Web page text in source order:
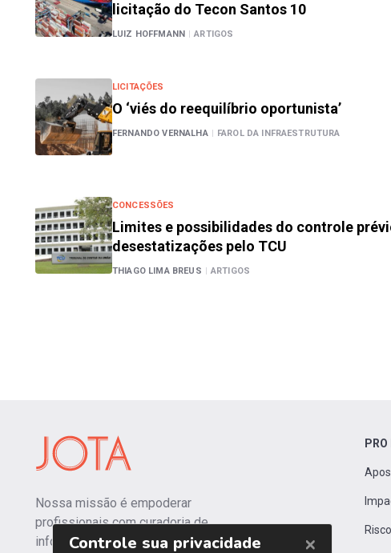
licitação do Tecon Santos 10
LUIZ HOFFMANN | ARTIGOS
LICITAÇÕES
O ‘viés do reequilíbrio oportunista’
FERNANDO VERNALHA | FAROL DA INFRAESTRUTURA
CONCESSÕES
Limites e possibilidades do controle
desestatizações pelo TCU
THIAGO LIMA BREUS | ARTIGOS
Nossa missão é empoderar
profissionais com curadoria de
informações independentes e
PRO